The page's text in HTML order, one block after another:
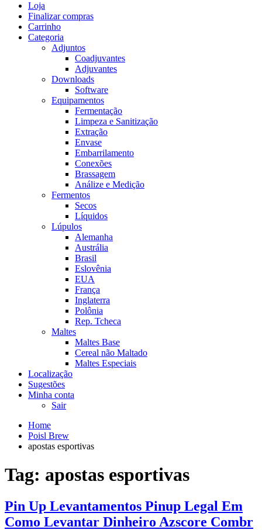
Loja
Finalizar compras
Carrinho
Categoria
Adjuntos
Coadjuvantes
Adjuvantes
Downloads
Software
Equipamentos
Fermentação
Limpeza e Sanitização
Extração
Envase
Embarrilamento
Conexões
Brassagem
Análize e Medição
Fermentos
Secos
Líquidos
Lúpulos
Alemanha
Austrália
Brasil
Eslovênia
EUA
França
Inglaterra
Polônia
Rep. Tcheca
Maltes
Maltes Base
Cereal não Maltado
Maltes Especiais
Localização
Sugestões
Minha conta
Sair
Home
Poisl Brew
apostas esportivas
Tag: apostas esportivas
Pin Up Levantamentos Pinup Legal Em
Como Levantar Dinheiro Azscore Combr